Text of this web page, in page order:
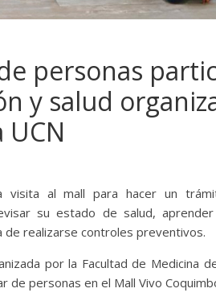
personas
y salud
visita al mall para hacer un
su estado de salud,
de realizarse controles preventivos.
por la Facultad de Medicina
de personas en el Mall Vivo